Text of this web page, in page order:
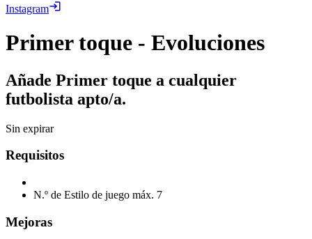
Instagram
Primer toque - Evoluciones
Añade Primer toque a cualquier
futbolista apto/a.
Sin expirar
Requisitos
N.º de Estilo de juego máx. 7
Mejoras